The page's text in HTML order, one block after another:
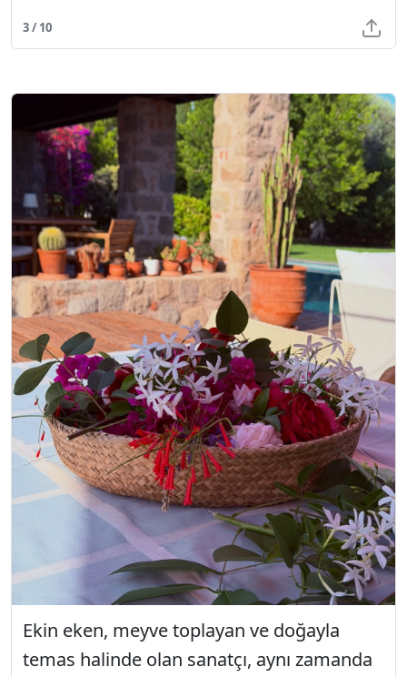
3 / 10
Ekin eken, meyve toplayan ve doğayla
temas halinde olan sanatçı, aynı zamanda